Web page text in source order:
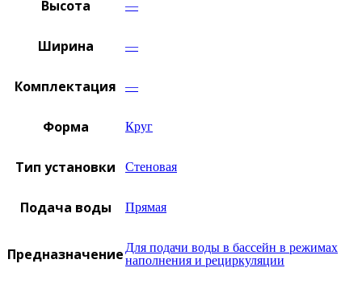
Высота —
Ширина —
Комплектация —
Форма Круг
Тип установки Стеновая
Подача воды Прямая
Предназначение Для подачи воды в бассейн в режимах
наполнения и рециркуляции